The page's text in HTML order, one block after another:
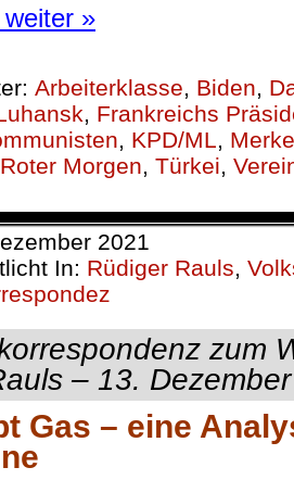
»
Arbeiterklasse, Biden,
, Frankreichs
, KPD/ML,
Roter Morgen, Türkei,
2021
In: Rüdiger Rauls,
zum
– 13.
Gas – eine